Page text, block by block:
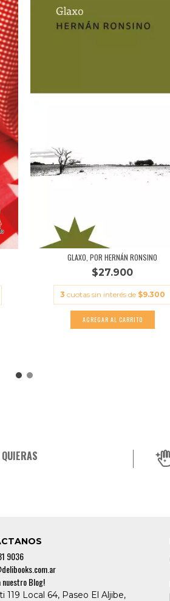
GLAXO, POR HERNÁN RONSINO
$27.900
3 cuotas sin interés de $9.300
9036
Blog!
119 Local 64, Paseo El Aljibe,